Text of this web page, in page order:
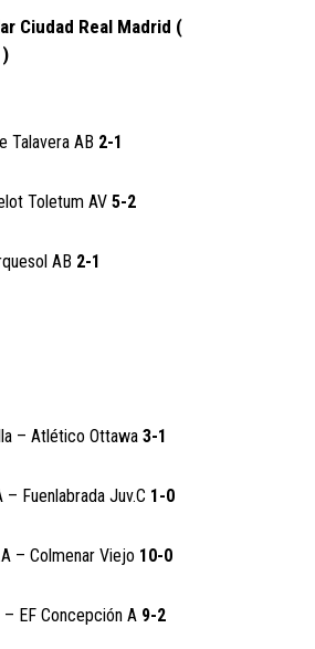
Ciudad Real Madrid (
Talavera AB 2-1
Toletum AV5-2
AB 2-1
– Atlético Ottawa3-1
– Fuenlabrada Juv.C 1-0
– Colmenar Viejo 10-0
– EF Concepción A 9-2